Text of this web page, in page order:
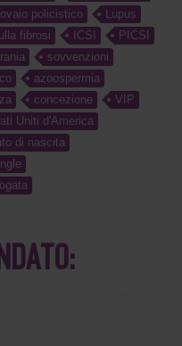
policistico
Lupus
fibrosi ICSI
PICSI
sovvenzioni
azoospermia
concezione
VIP
Uniti d'America
di nascita